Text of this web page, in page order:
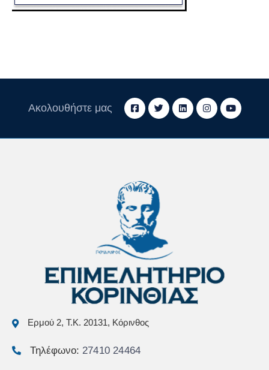
Ακολουθήστε μας
Ερμού 2, Τ.Κ. 20131, Κόρινθος
Τηλέφωνο: 27410 24464